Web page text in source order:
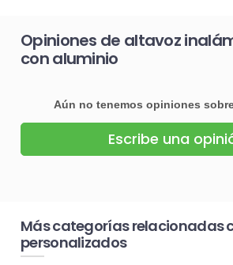
Opiniones de altavoz
con aluminio
Aún no tenemos opiniones
Escribe una
Más categorías relacionadas
personalizados